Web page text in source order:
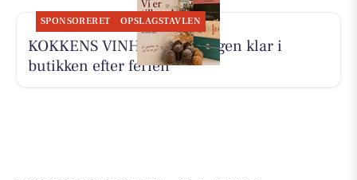
SPONSORERET OPSLAGSTAVLEN
KOKKENS VINHUS ApS er igen klar i
butikken efter ferien